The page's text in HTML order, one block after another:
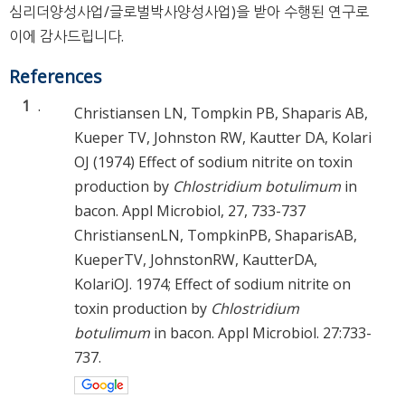
심리더양성사업/글로벌박사양성사업)을 받아 수행된 연구로
이에 감사드립니다.
References
1 .
Christiansen LN, Tompkin PB, Shaparis AB,
Kueper TV, Johnston RW, Kautter DA, Kolari
OJ (1974) Effect of sodium nitrite on toxin
production by Chlostridium botulimum in
bacon. Appl Microbiol, 27, 733-737
ChristiansenLN, TompkinPB, ShaparisAB,
KueperTV, JohnstonRW, KautterDA,
KolariOJ. 1974; Effect of sodium nitrite on
toxin production by Chlostridium
botulimum in bacon. Appl Microbiol. 27:733-
737.